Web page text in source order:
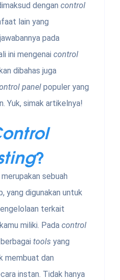
dengan control
lain yang
pada
ini mengenai control
dibahas juga
panel populer yang
Yuk, simak artikelnya!
?
merupakan sebuah
yang digunakan untuk
terkait
miliki. Pada control
tools yang
membuat dan
instan. Tidak hanya